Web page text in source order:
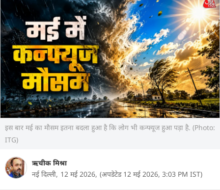
इस बार मई का मौसम इतना बदला हुआ है कि लोग भी कन्फ्यूज हुआ पड़ा है. (Photo:
ITG)
ऋचीक मिश्रा
नई दिल्ली, 12 मई 2026, (अपडेटेड 12 मई 2026, 3:03 PM IST)